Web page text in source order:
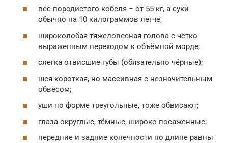
вес породистого кобеля − от 55 кг, а суки
обычно на 10 килограммов легче,
широколобая тяжеловесная голова с чётко
выраженным переходом к объёмной морде;
слегка отвисшие губы (обязательно чёрные);
шея короткая, но массивная с незначительным
обвесом;
уши по форме треугольные, тоже обвисают;
глаза округлые, тёмные, широко посаженные;
передние и задние конечности по длине равны